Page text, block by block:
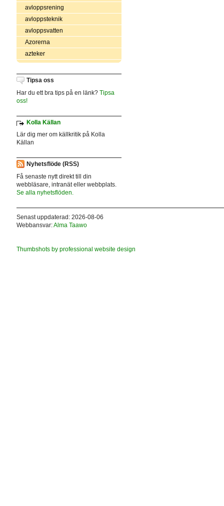
avloppsrening
avloppsteknik
avloppsvatten
Azorerna
azteker
Tipsa oss
Har du ett bra tips på en länk? Tipsa
oss!
Kolla Källan
Lär dig mer om källkritik på Kolla
Källan
Nyhetsflöde (RSS)
Få senaste nytt direkt till din
webbläsare, intranät eller webbplats.
Se alla nyhetsflöden.
Senast uppdaterad: 2026-08-06
Webbansvar:Alma Taawo
Thumbshots by professional website design